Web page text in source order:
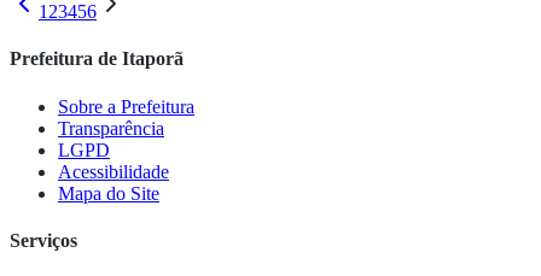
1 23456
Prefeitura de Itaporã
Sobre a Prefeitura
Transparência
LGPD
Acessibilidade
Mapa do Site
Serviços